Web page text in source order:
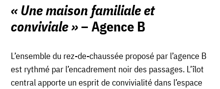
« Une maison familiale et
conviviale »– Agence B
L’ensemble du rez-de-chaussée proposé par l’agence B
est rythmé par l’encadrement noir des passages. L’îlot
central apporte un esprit de convivialité dans l’espace